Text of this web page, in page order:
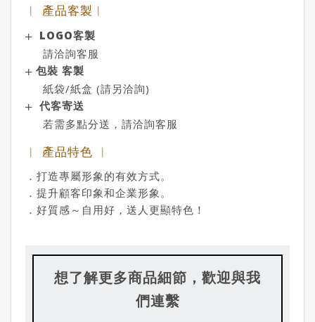
︱ 產品客製︱
LOGO客製
請洽詢客服
包裝 客製
紙袋/紙盒 (請另洽詢)
代客寄送
若需多點分送，請洽詢客服
︱ 產品特色 ︱
．打造專屬形象的有效方式。
．提升顧客印象和企業形象。
．好質感～自用好，送人更顯特色！
想了解更多商品細節，歡迎與我
們連繫